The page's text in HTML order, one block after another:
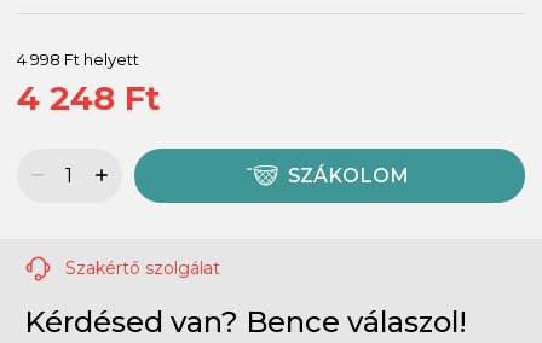
4 998 Ft helyett
4 248 Ft
SZÁKOLOM
Szakértő szolgálat
Kérdésed van? Bence válaszol!